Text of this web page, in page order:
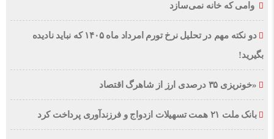
وامی که خانه نمی‌سازد
دو نکته مهم در تحلیل نرخ تورم امرداد ماه ۱۴۰۵ که نباید نادیده
بگیرید!
«خونریزی ۳۵ درصدی ارز از شاهرگ اقتصاد
بانک ملت ۲۱ همت تسهیلات ازدواج و فرزندآوری پرداخت کرد